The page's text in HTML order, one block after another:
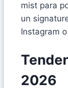
mist para
un
Instagram
2026